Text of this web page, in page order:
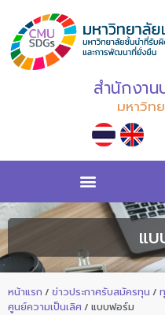
สำนักงาน
มหาวิท
แ
หน้าแรก / ข่าวประกาศรับสมัครทุน /
ศูนย์ความเป็นเลิศ / แบบฟอร์ม